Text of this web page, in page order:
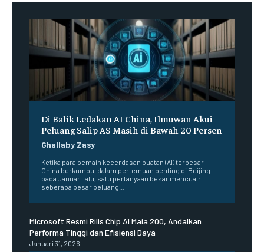
Di Balik Ledakan AI China, Ilmuwan Akui
Peluang Salip AS Masih di Bawah 20 Persen
Ghallaby Zasy
Ketika para pemain kecerdasan buatan (AI) terbesar
China berkumpul dalam pertemuan penting di Beijing
pada Januari lalu, satu pertanyaan besar mencuat:
seberapa besar peluang...
Microsoft Resmi Rilis Chip AI Maia 200, Andalkan
Performa Tinggi dan Efisiensi Daya
Januari 31, 2026